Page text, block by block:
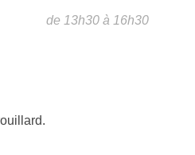
de 13h30 à 16h30